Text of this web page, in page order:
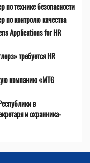
по технике безопасности
по контролю качества
Applications for HR
требуется HR
компанию «MTG
в
и охранника-